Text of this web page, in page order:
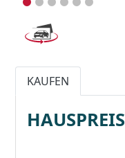
KAUFEN
HAUSPREIS